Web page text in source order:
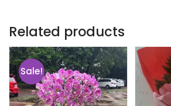
Related products
Sale!